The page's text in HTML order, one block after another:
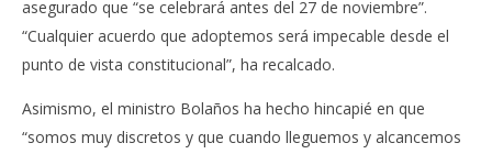
asegurado que “se celebrará antes del 27 de noviembre”.
“Cualquier acuerdo que adoptemos será impecable desde el
punto de vista constitucional”, ha recalcado.
Asimismo, el ministro Bolaños ha hecho hincapié en que
“somos muy discretos y que cuando lleguemos y alcancemos